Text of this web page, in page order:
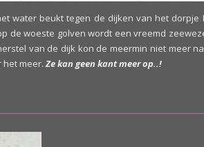
water beukt tegen de dijken van het
de woeste golven wordt een vreemd
van de dijk kon de meermin niet meer
het meer.Ze kan geen kant meer op..!